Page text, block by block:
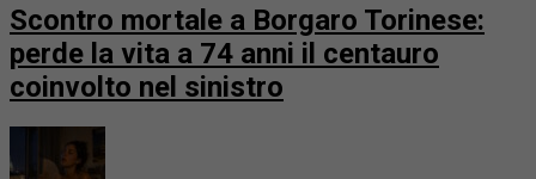
Scontro mortale a Borgaro Torinese:
perde la vita a 74 anni il centauro
coinvolto nel sinistro